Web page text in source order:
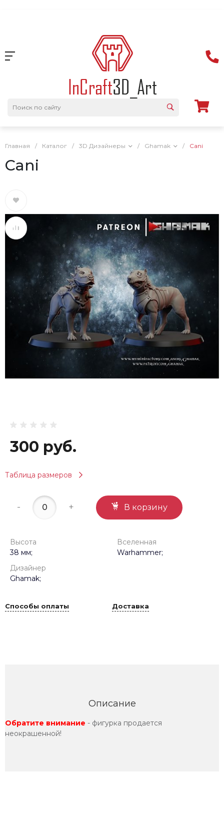
Главная / Каталог / 3D Дизайнеры / Ghamak / Cani
Cani
300 руб.
Таблица размеров
- + В корзину
Высота
38 мм;
Вселенная
Warhammer;
Дизайнер
Ghamak;
Способы оплаты Доставка
Описание
Обратите внимание - фигурка продается
неокрашенной!